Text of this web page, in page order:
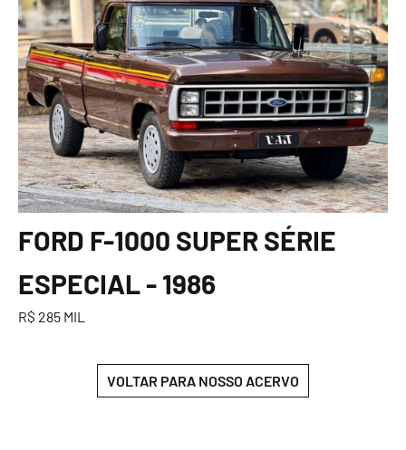
FORD F-1000 SUPER SÉRIE
ESPECIAL - 1986
R$ 285 MIL
VOLTAR PARA NOSSO ACERVO